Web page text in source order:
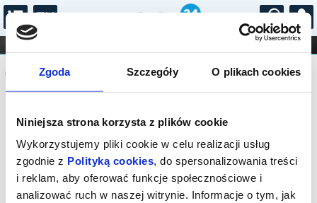
Zgoda Szczegóły O plikach cookies
Niniejsza strona korzysta z plików cookie
Wykorzystujemy pliki cookie w celu realizacji usług
zgodnie z Polityką cookies, do spersonalizowania treści
i reklam, aby oferować funkcje społecznościowe i
analizować ruch w naszej witrynie. Informacje o tym, jak
...
FILHARMONIA OPERA I BALET
STAND-UP
DLA DZIECI
Komunikat
Sprzedaż biletów on-line na wydarzenie
została zakończona.